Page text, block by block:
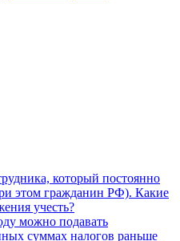
который постоянно
этом гражданин РФ). Какие
учесть?
можно подавать
суммах налогов раньше